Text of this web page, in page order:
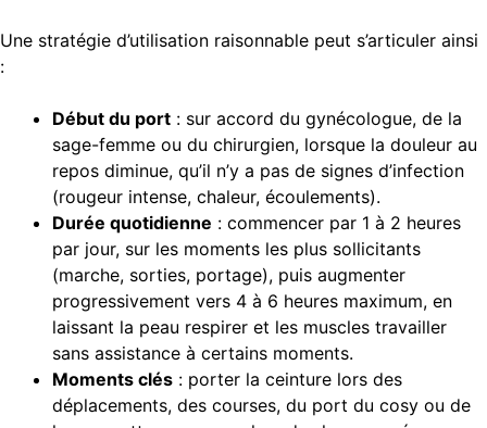
Une stratégie d’utilisation raisonnable peut s’articuler ainsi
:
Début du port : sur accord du gynécologue, de la
sage-femme ou du chirurgien, lorsque la douleur au
repos diminue, qu’il n’y a pas de signes d’infection
(rougeur intense, chaleur, écoulements).
Durée quotidienne : commencer par 1 à 2 heures
par jour, sur les moments les plus sollicitants
(marche, sorties, portage), puis augmenter
progressivement vers 4 à 6 heures maximum, en
laissant la peau respirer et les muscles travailler
sans assistance à certains moments.
Moments clés : porter la ceinture lors des
déplacements, des courses, du port du cosy ou de